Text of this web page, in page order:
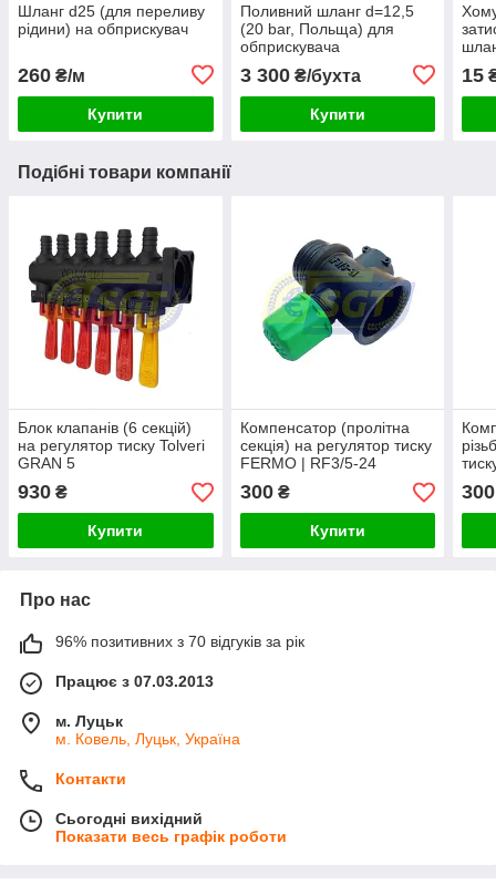
Шланг d25 (для переливу
рідини) на обприскувач
260 ₴/м
Купити
Поливний шланг d=12,5
(20 bar, Польща) для
обприскувача
3 300₴/бухта
Купити
15
Подібні товари компанії
Блок клапанів (6 секцій)
на регулятор тиску Tolveri
GRAN 5
930 ₴
Купити
Компенсатор (пролітна
секція) на регулятор тиску
FERMO | RF3/5-24
300₴
Купити
300
Про нас
96% позитивних з 70 відгуків за рік
Працює з 07.03.2013
м. Луцьк
м. Ковель, Луцьк, Україна
Контакти
Сьогодні вихідний
Показати весь графік роботи